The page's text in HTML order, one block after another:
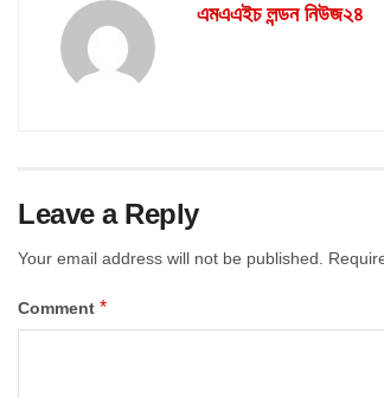
এমএএইচ লন্ডন নিউজ২৪
Leave a Reply
Your email address will not be published.
Comment *